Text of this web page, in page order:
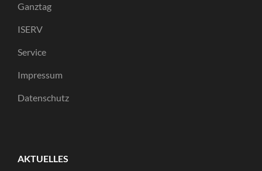
Ganztag
ISERV
Service
Impressum
Datenschutz
AKTUELLES